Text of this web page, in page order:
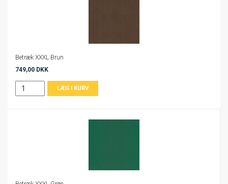
Betræk XXXL Brun
749,00 DKK